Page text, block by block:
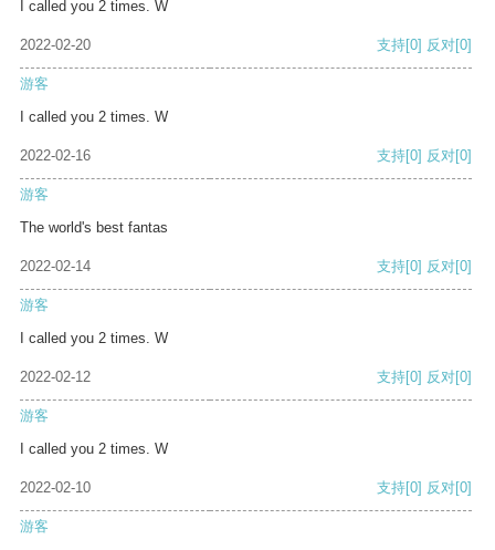
I called you 2 times. W
2022-02-20 支持[0] 反对[0]
游客
I called you 2 times. W
2022-02-16 支持[0] 反对[0]
游客
The world's best fantas
2022-02-14 支持[0] 反对[0]
游客
I called you 2 times. W
2022-02-12 支持[0] 反对[0]
游客
I called you 2 times. W
2022-02-10 支持[0] 反对[0]
游客